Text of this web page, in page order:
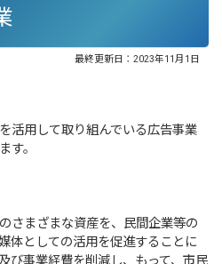
最終更新日： 2023年11月1日
活用して取り組んでいる広告事業
す。
業とは
さまざまな資産を、民間企業等の
体としての活用を促進することに
び事業経費を削減し、もって、市民